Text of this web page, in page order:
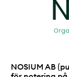
NOSIUM AB